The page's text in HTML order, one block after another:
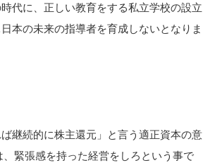
代に、正しい教育をする私立学校の設立
本の未来の指導者を育成しないとなりま
ば継続的に株主還元」と言う適正資本の意
緊張感を持った経営をしろという事で